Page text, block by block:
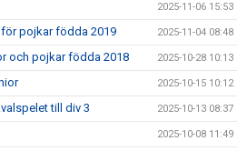
2025-11-06 15:53
pojkar födda 2019 2025-11-04 08:48
och pojkar födda 2018 2025-10-28 10:13
2025-10-15 10:12
till div 3 2025-10-13 08:37
2025-10-08 11:49